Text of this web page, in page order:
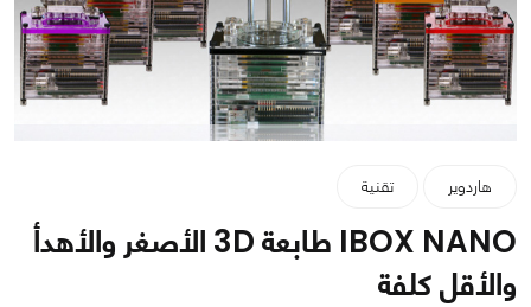
هاردوير تقنية
IBOX NANO طابعة 3D الأصغر والأهدأ
والأقل كلفة